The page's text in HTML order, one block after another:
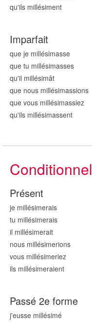
qu'ils millésiment
Imparfait
que je millésimasse
que tu millésimasses
qu'il millésimât
que nous millésimassions
que vous millésimassiez
qu'ils millésimassent
Conditionnel
Présent
je millésimerais
tu millésimerais
il millésimerait
nous millésimerions
vous millésimeriez
ils millésimeraient
Passé 2e forme
j'eusse millésimé